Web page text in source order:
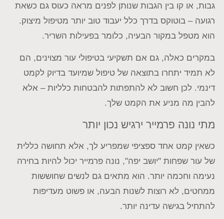
גבות, או קו בין הגבות שנותן לפנים מראה כעוס גם כשאת
רגועה – בוטוקס בדרך כלל יעבוד טוב יותר מטיפול מיצוק.
הוא מטפל במקור הבעיה, כלומר בפעילות השריר.
במקרים כאלה, גם אם תשקיעי בטיפולי עור מצוינים, הם
לא תמיד יתחרו בתוצאה של טיפול שמיועד בדיוק לקמט
דינמי. לכן חשוב לא להתפתות להבטחות כלליות – אלא
להבין מה מניע את הקמט שלך.
מתי נונה פרמייר ירגיש נכון יותר
כשאין קמט אחד ספציפי שמפריע לך, אלא תחושה כללית
של עור שפחות "יושב יפה", נונה פרמייר יכול להיות בחירה
נעימה וחכמה יותר. הוא מתאים גם לנשים שחוששות
ממחטים, לא רוצות לשנות הבעה, או פשוט מעדיפות
להתחיל בגישה עדינה יותר.